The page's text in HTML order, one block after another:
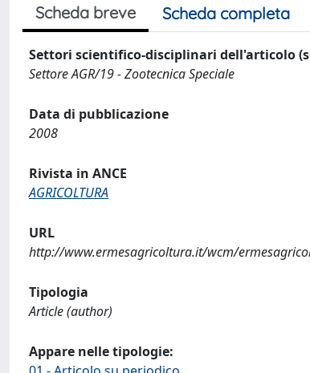
Scheda breve Scheda completa
Settori scientifico-disciplinari dell'articolo
Settore AGR/19 - Zootecnica Speciale
Data di pubblicazione
2008
Rivista in ANCE
AGRICOLTURA
URL
http://www.ermesagricoltura.it/wcm/
Tipologia
Article (author)
Appare nelle tipologie: